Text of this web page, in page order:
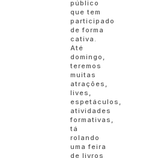
público
que tem
participado
de forma
cativa.
Até
domingo,
teremos
muitas
atrações,
lives,
espetáculos,
atividades
formativas,
tá
rolando
uma feira
de livros